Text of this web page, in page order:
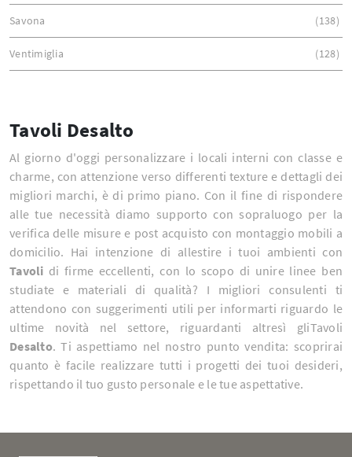
Savona 138
Ventimiglia 128
Tavoli Desalto
Al giorno d'oggi personalizzare i locali interni con classe e
charme, con attenzione verso differenti texture e dettagli dei
migliori marchi, è di primo piano. Con il fine di rispondere
alle tue necessità diamo supporto con sopraluogo per la
verifica delle misure e post acquisto con montaggio mobili a
domicilio. Hai intenzione di allestire i tuoi ambienti con
Tavoli di firme eccellenti, con lo scopo di unire linee ben
studiate e materiali di qualità? I migliori consulenti ti
attendono con suggerimenti utili per informarti riguardo le
ultime novità nel settore, riguardanti altresì gliTavoli
Desalto. Ti aspettiamo nel nostro punto vendita: scoprirai
quanto è facile realizzare tutti i progetti dei tuoi desideri,
rispettando il tuo gusto personale e le tue aspettative.